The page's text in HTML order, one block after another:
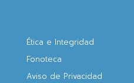
Ética e Integridad
Fonoteca
Aviso de Privacidad